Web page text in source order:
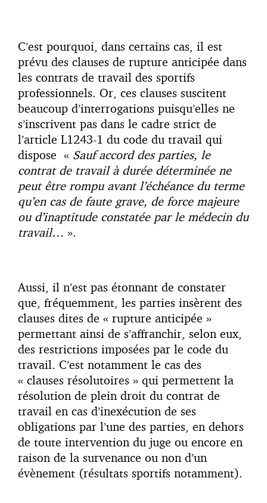
C’est pourquoi, dans certains cas, il est
prévu des clauses de rupture anticipée dans
les contrats de travail des sportifs
professionnels. Or, ces clauses suscitent
beaucoup d’interrogations puisqu’elles ne
s’inscrivent pas dans le cadre strict de
l’article L1243-1 du code du travail qui
dispose « Sauf accord des parties, le
contrat de travail à durée déterminée ne
peut être rompu avant l’échéance du terme
qu’en cas de faute grave, de force majeure
ou d’inaptitude constatée par le médecin du
travail… ».
Aussi, il n’est pas étonnant de constater
que, fréquemment, les parties insèrent des
clauses dites de « rupture anticipée »
permettant ainsi de s’affranchir, selon eux,
des restrictions imposées par le code du
travail. C’est notamment le cas des
« clauses résolutoires » qui permettent la
résolution de plein droit du contrat de
travail en cas d’inexécution de ses
obligations par l’une des parties, en dehors
de toute intervention du juge ou encore en
raison de la survenance ou non d’un
évènement (résultats sportifs notamment).